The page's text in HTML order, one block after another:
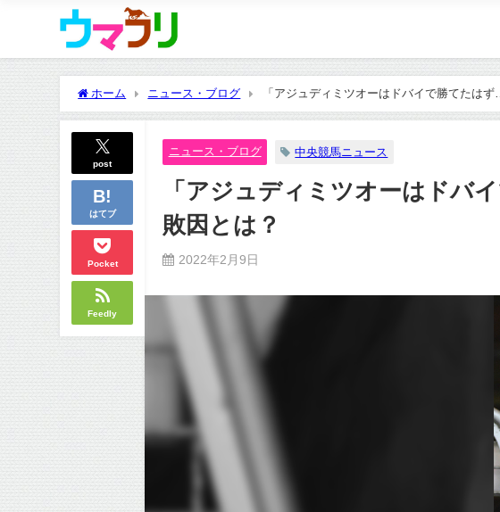
ホーム ニュース・ブログ 「アジュディミツオーはドバイで勝てたは
post
はてブ
Pocket
Feedly
ニュース・ブログ 中央競馬ニュース
「アジュディミツオーはドバ
敗因とは？
2022年2月9日